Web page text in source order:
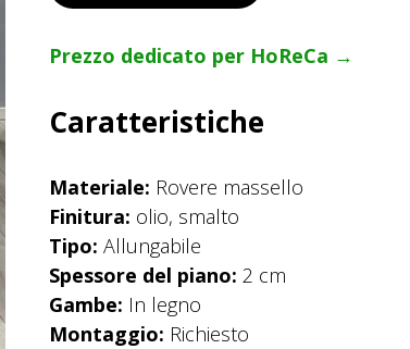
Prezzo dedicato per HoReCa →
Caratteristiche
Materiale: Rovere massello
Finitura: olio, smalto
Tipo: Allungabile
Spessore del piano: 2 cm
Gambe: In legno
Montaggio: Richiesto